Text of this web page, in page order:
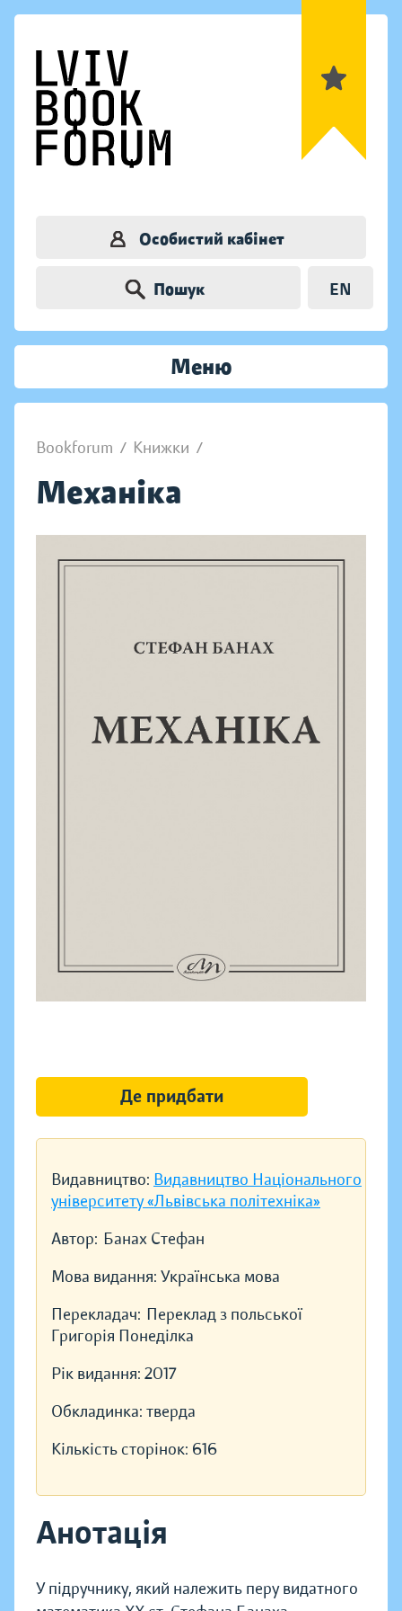
Особистий кабінет
Пошук EN
Меню
Bookforum / Книжки /
Механіка
Видавництво: Видавництво Національного
університету «Львівська політехніка»
Автор: Банах Стефан
Мова видання: Українська мова
Перекладач: Переклад з польської
Григорія Понеділка
Рік видання: 2017
Обкладинка: тверда
Кількість сторінок: 616
Анотація
У підручнику, який належить перу видатного
Де придбати